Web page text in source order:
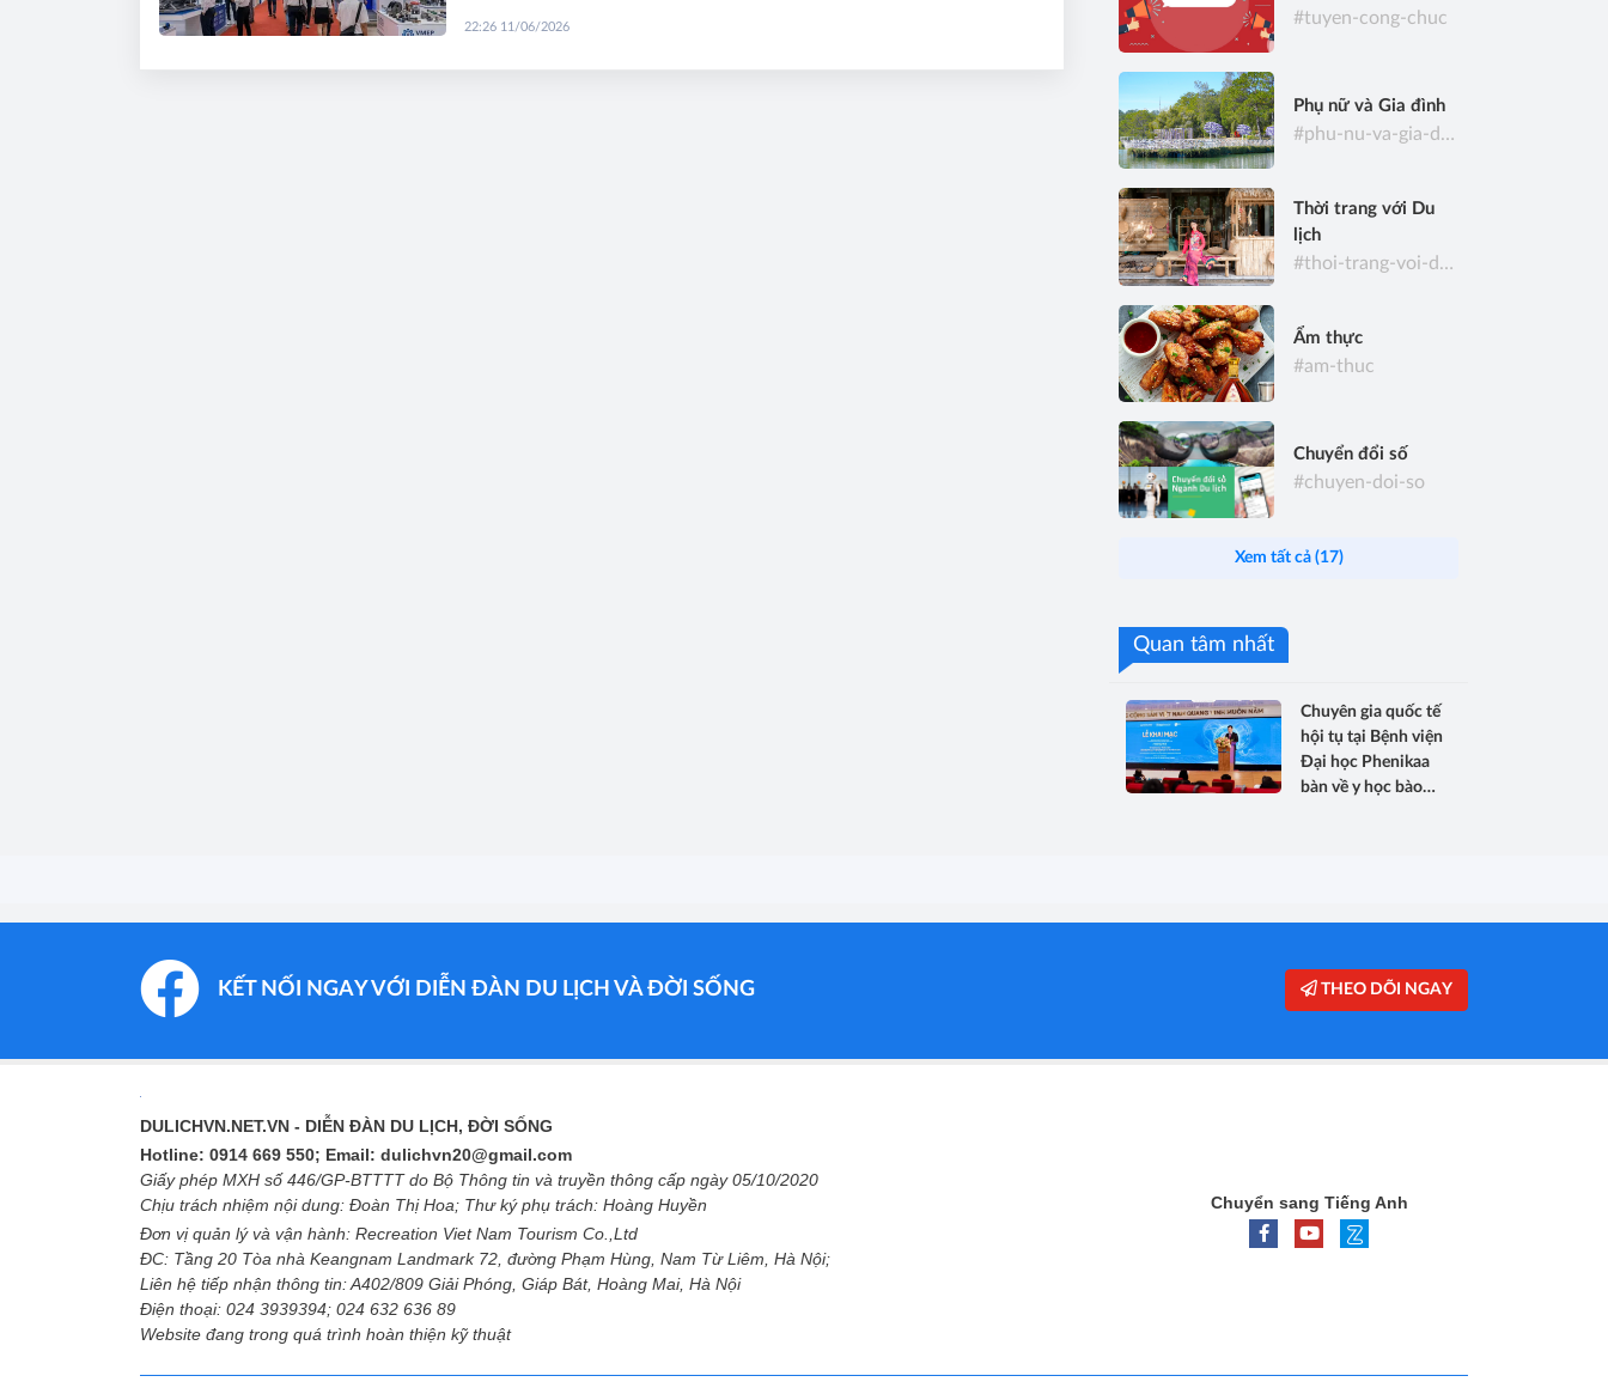
vận tải.
22:26 11/06/2026 #tuyen-cong-chuc
Phụ nữ và Gia đình
#phu-nu-va-gia-dinh
Thời trang với Du
lịch
#thoi-trang-voi-du-lich
Ẩm thực
#am-thuc
Chuyển đổi số
#chuyen-doi-so
Xem tất cả (17)
Quan tâm nhất
Chuyên gia quốc tế
hội tụ tại Bệnh viện
Đại học Phenikaa
bàn về y học bào
KẾT NỐI NGAY VỚI DIỄN ĐÀN DU LỊCH VÀ ĐỜI SỐNG THEO DÕI NGAY
DULICHVN.NET.VN - DIỄN ĐÀN DU LỊCH, ĐỜI SỐNG
Hotline: 0914 669 550; Email: dulichvn20@gmail.com
Giấy phép MXH số 446/GP-BTTTT do Bộ Thông tin và truyền thông cấp ngày 05/10/2020
Chịu trách nhiệm nội dung: Đoàn Thị Hoa; Thư ký phụ trách: Hoàng Huyền
Đơn vị quản lý và vận hành: Recreation Viet Nam Tourism Co.,Ltd
ĐC: Tầng 20 Tòa nhà Keangnam Landmark 72, đường Phạm Hùng, Nam Từ Liêm, Hà Nội;
Liên hệ tiếp nhận thông tin: A402/809 Giải Phóng, Giáp Bát, Hoàng Mai, Hà Nội
Điện thoại: 024 3939394; 024 632 636 89
Website đang trong quá trình hoàn thiện kỹ thuật
Chuyển sang Tiếng Anh